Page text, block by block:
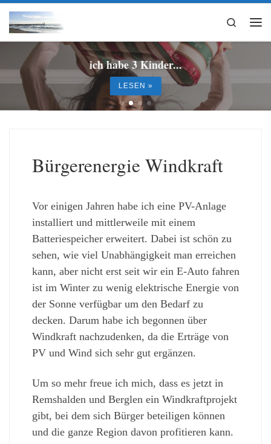
Zum Inhalt springen
Search
ich habe 3 Kinder...
LESEN »
Bürgerenergie Windkraft
Vor einigen Jahren habe ich eine PV-Anlage
installiert und mittlerweile mit einem
Batteriespeicher erweitert. Dabei ist schön zu
sehen, wie viel Unabhängigkeit man erreichen
kann, aber nicht erst seit wir ein E-Auto fahren
ist im Winter zu wenig elektrische Energie von
der Sonne verfügbar um den Bedarf zu
decken. Darum habe ich begonnen über
Windkraft nachzudenken, da die Erträge von
PV und Wind sich sehr gut ergänzen.
Um so mehr freue ich mich, dass es jetzt in
Remshalden und Berglen ein Windkraftprojekt
gibt, bei dem sich Bürger beteiligen können
und die ganze Region davon profitieren kann.